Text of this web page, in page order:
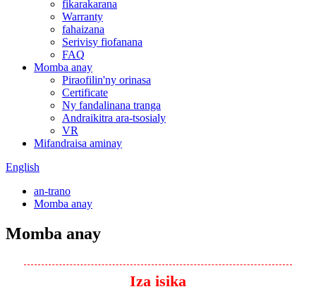
fikarakarana
Warranty
fahaizana
Serivisy fiofanana
FAQ
Momba anay
Piraofilin'ny orinasa
Certificate
Ny fandalinana tranga
Andraikitra ara-tsosialy
VR
Mifandraisa aminay
English
an-trano
Momba anay
Momba anay
Iza isika